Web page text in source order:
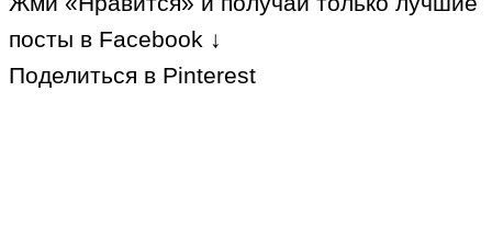
посты в Facebook ↓
Поделиться в Pinterest